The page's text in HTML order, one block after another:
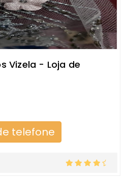
Vizela - Loja de
telefone